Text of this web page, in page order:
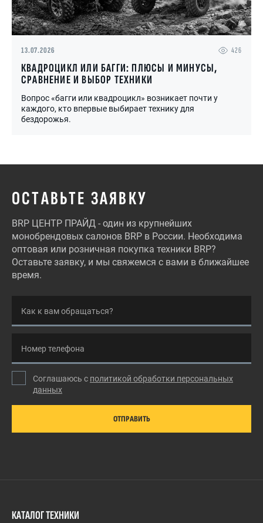
13.07.2026 426
КВАДРОЦИКЛ ИЛИ БАГГИ: ПЛЮСЫ И МИНУСЫ,
СРАВНЕНИЕ И ВЫБОР ТЕХНИКИ
Вопрос «багги или квадроцикл» возникает почти у
каждого, кто впервые выбирает технику для
бездорожья.
ОСТАВЬТЕ ЗАЯВКУ
BRP ЦЕНТР ПРАЙД - один из крупнейших
монобрендовых салонов BRP в России. Необходима
оптовая или розничная покупка техники BRP?
Оставьте заявку, и мы свяжемся с вами в ближайшее
время.
Как к вам обращаться?
Номер телефона
Соглашаюсь с политикой обработки персональных
данных
ОТПРАВИТЬ
КАТАЛОГ ТЕХНИКИ